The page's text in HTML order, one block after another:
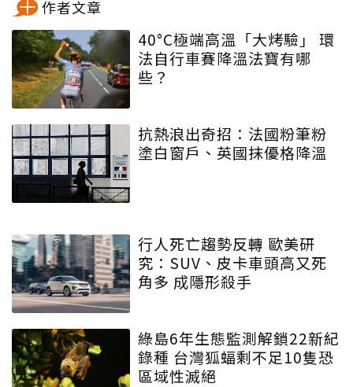
作者文章
40°C極端高溫「大烤驗」 環
法自行車賽降溫法寶有哪
些？
抗熱浪出奇招：法國粉筆粉
塗白窗戶、英國抹優格降溫
行人死亡趨勢反轉 歐美研
究：SUV、皮卡車頭高又死
角多 成隱形殺手
綠島6年生態監測解鎖22新紀
錄種 台灣狐蝠剩不足10隻恐
區域性滅絕